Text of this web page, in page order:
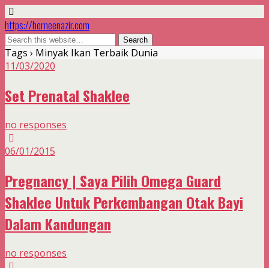
https://herneenazir.com
Tags › Minyak Ikan Terbaik Dunia
11/03/2020
Set Prenatal Shaklee
no responses
06/01/2015
Pregnancy | Saya Pilih Omega Guard
Shaklee Untuk Perkembangan Otak Bayi
Dalam Kandungan
no responses